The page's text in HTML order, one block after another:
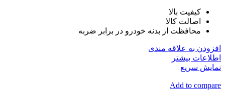
کیفیت بالا
اصالت کالا
محافظت از بدنه خودرو در برابر ضربه
افزودن به علاقه مندی
اطلاعات بیشتر
نمایش سریع
Add to compare